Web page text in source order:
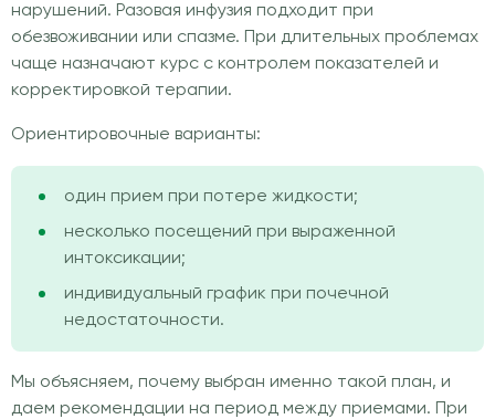
нарушений. Разовая инфузия подходит при
обезвоживании или спазме. При длительных проблемах
чаще назначают курс с контролем показателей и
корректировкой терапии.
Ориентировочные варианты:
один прием при потере жидкости;
несколько посещений при выраженной
интоксикации;
индивидуальный график при почечной
недостаточности.
Мы объясняем, почему выбран именно такой план, и
даем рекомендации на период между приемами. При